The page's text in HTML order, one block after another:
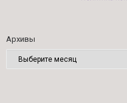
Архивы